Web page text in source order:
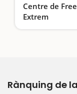
Centre de
Extrem
Rànquing de